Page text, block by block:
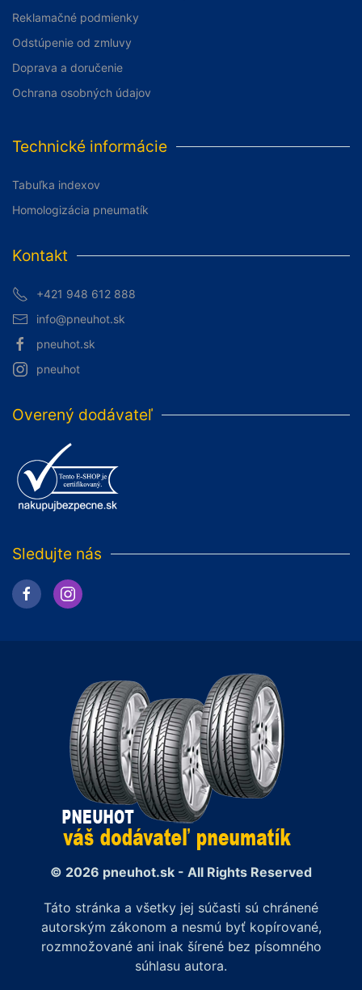
Reklamačné podmienky
Odstúpenie od zmluvy
Doprava a doručenie
Ochrana osobných údajov
Technické informácie
Tabuľka indexov
Homologizácia pneumatík
Kontakt
+421 948 612 888
info@pneuhot.sk
pneuhot.sk
pneuhot
Overený dodávateľ
Sledujte nás
© 2026 pneuhot.sk - All Rights Reserved
Táto stránka a všetky jej súčasti sú chránené
autorským zákonom a nesmú byť kopírované,
rozmnožované ani inak šírené bez písomného
súhlasu autora.